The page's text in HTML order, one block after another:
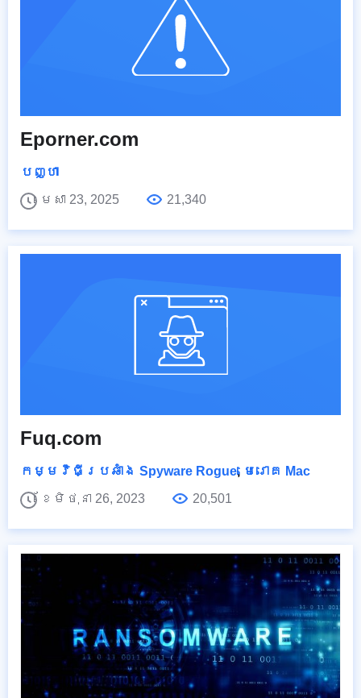
Eporner.com
បញ្ហា
មេសា 23, 2025
21,340
Fuq.com
កម្មវិធីប្រឆាំង Spyware Rogue, មេរោគ Mac
ខែមិថុនា 26, 2023
20,501